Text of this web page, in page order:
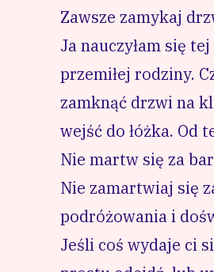
Zawsze zamykaj
Ja nauczyłam się
przemiłej rodziny.
zamknąć drzwi na
wejść do łóżka. Od
Nie martw się za
Nie zamartwiaj się
podróżowania i
Jeśli coś wydaje ci